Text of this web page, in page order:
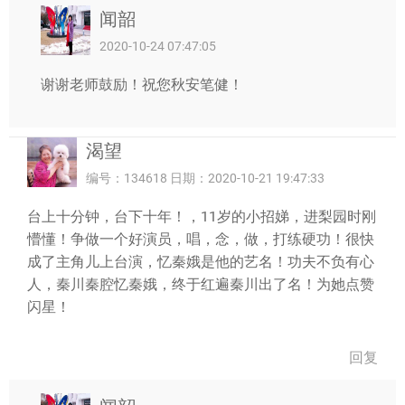
闻韶
2020-10-24 07:47:05
谢谢老师鼓励！祝您秋安笔健！
渴望
编号：134618 日期：2020-10-21 19:47:33
台上十分钟，台下十年！，11岁的小招娣，进梨园时刚
懵懂！争做一个好演员，唱，念，做，打练硬功！很快
成了主角儿上台演，忆秦娥是他的艺名！功夫不负有心
人，秦川秦腔忆秦娥，终于红遍秦川出了名！为她点赞
闪星！
回复